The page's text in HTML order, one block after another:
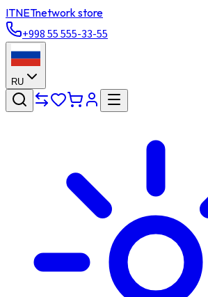
ITNETnetwork store
+998 55 555-33-55
RU